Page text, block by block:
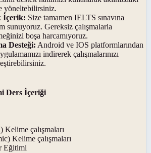
yöneltebilirsiniz.
İçerik: Size tamamen IELTS sınavına
sunuyoruz. Gereksiz çalışmalarla
boşa harcamıyoruz.
Desteği: Android ve IOS platformlarından
indirerek çalışmalarınızı
Ders İçeriği
çalışmaları
Kelime çalışmaları
Eğitimi